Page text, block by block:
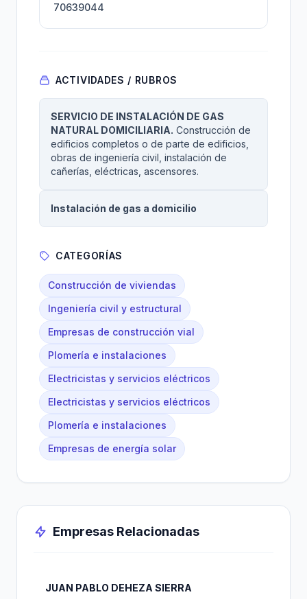
70639044
ACTIVIDADES / RUBROS
SERVICIO DE INSTALACIÓN DE GAS
NATURAL DOMICILIARIA. Construcción de
edificios completos o de parte de edificios,
obras de ingeniería civil, instalación de
cañerías, eléctricas, ascensores.
Instalación de gas a domicilio
CATEGORÍAS
Construcción de viviendas
Ingeniería civil y estructural
Empresas de construcción vial
Plomería e instalaciones
Electricistas y servicios eléctricos
Electricistas y servicios eléctricos
Plomería e instalaciones
Empresas de energía solar
Empresas Relacionadas
JUAN PABLO DEHEZA SIERRA